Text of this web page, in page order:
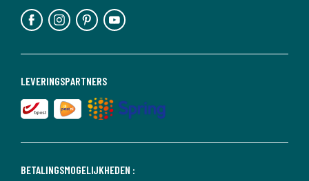
BETALINGSMOGELIJKHEDEN :
LEVERINGSPARTNERS